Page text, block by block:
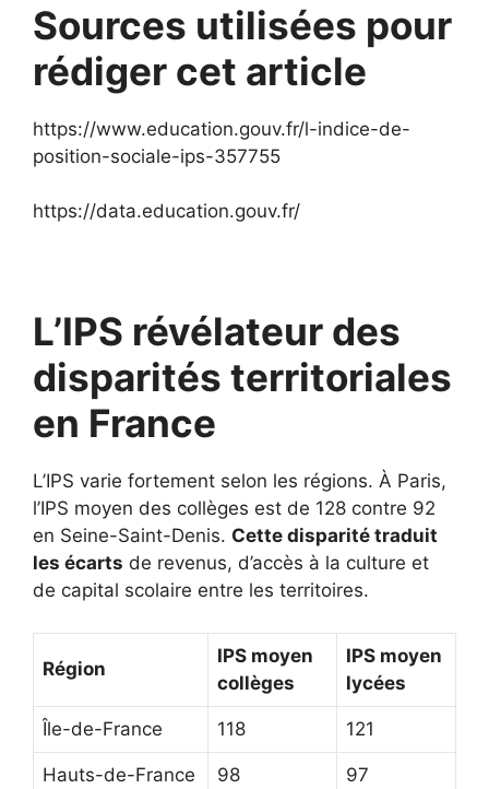
Sources utilisées pour
rédiger cet article
https://www.education.gouv.fr/l-indice-de-
position-sociale-ips-357755
https://data.education.gouv.fr/
L’IPS révélateur des
disparités territoriales
en France
L’IPS varie fortement selon les régions. À Paris,
l’IPS moyen des collèges est de 128 contre 92
en Seine-Saint-Denis. Cette disparité traduit
les écarts de revenus, d’accès à la culture et
de capital scolaire entre les territoires.
Région
IPS moyen
collèges
IPS moyen
lycées
Île-de-France 118 121
Hauts-de-France 98 97